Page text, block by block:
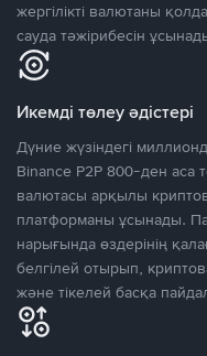
жергілікті валютаны
сауда тәжірибесін
Икемді төлеу әдістері
Дүние жүзіндегі
Binance P2P 800-ден аса
валютасы арқылы
платформаны ұсынады.
нарығында өздерінің
белгілей отырып,
және тікелей басқа